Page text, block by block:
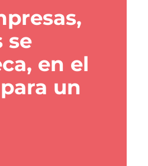
se
en el
un